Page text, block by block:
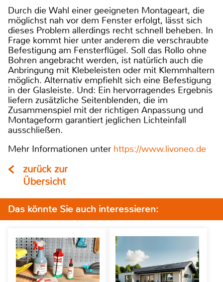
Durch die Wahl einer geeigneten Montageart, die
möglichst nah vor dem Fenster erfolgt, lässt sich
dieses Problem allerdings recht schnell beheben. In
Frage kommt hier unter anderem die verschraubte
Befestigung am Fensterflügel. Soll das Rollo ohne
Bohren angebracht werden, ist natürlich auch die
Anbringung mit Klebeleisten oder mit Klemmhaltern
möglich. Alternativ empfiehlt sich eine Befestigung
in der Glasleiste. Und: Ein hervorragendes Ergebnis
liefern zusätzliche Seitenblenden, die im
Zusammenspiel mit der richtigen Anpassung und
Montageform garantiert jeglichen Lichteinfall
ausschließen.
Mehr Informationen unter https://www.livoneo.de
zurück zur
Übersicht
Das könnte Sie auch interessieren: